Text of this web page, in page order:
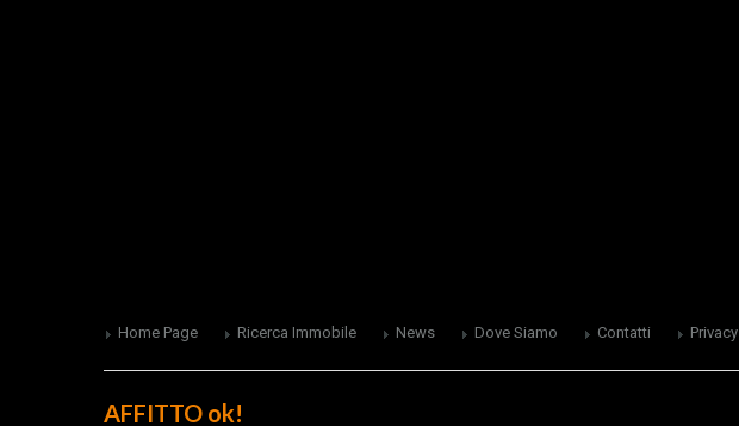
Home Page Ricerca Immobile News Dove Siamo Contatti Privacy
AFFITTO ok!